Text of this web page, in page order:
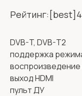
DVB-T, DVB-T2
поддержка
выход HDMI
пульт ДУ